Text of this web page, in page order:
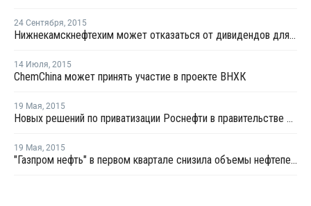
24 Сентября, 2015
Нижнекамскнефтехим может отказаться от дивидендов для создания олефинового комплекса
14 Июля, 2015
ChemChina может принять участие в проекте ВНХК
19 Мая, 2015
Новых решений по приватизации Роснефти в правительстве нет - Улюкаев
19 Мая, 2015
"Газпром нефть" в первом квартале снизила объемы нефтепереработки на 4,2%